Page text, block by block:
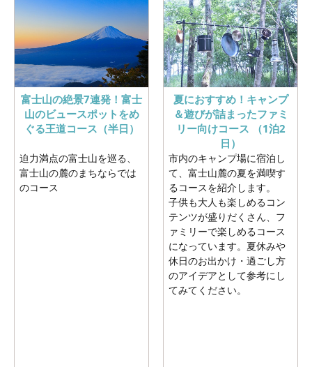
富士山の絶景7連発！富士
山のビュースポットをめ
ぐる王道コース（半日）
迫力満点の富士山を巡る、
富士山の麓のまちならでは
のコース
夏におすすめ！キャンプ
＆遊びが詰まったファミ
リー向けコース （1泊2
日）
市内のキャンプ場に宿泊し
て、富士山麓の夏を満喫す
るコースを紹介します。
子供も大人も楽しめるコン
テンツが盛りだくさん、フ
ァミリーで楽しめるコース
になっています。夏休みや
休日のお出かけ・過ごし方
のアイデアとして参考にし
てみてください。